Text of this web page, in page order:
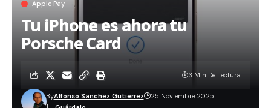
Apple Pay
Tu iPhone es ahora tu
Porsche Card
ByAlfonso Sanchez Gutierrez 25 Noviembre 2025
3 Min De Lectura